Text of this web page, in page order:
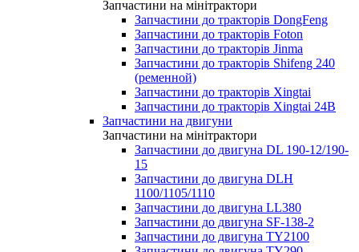
Запчастини на мінітрактори
Запчастини до тракторів DongFeng
Запчастини до тракторів Foton
Запчастини до тракторів Jinma
Запчастини до тракторів Shifeng 240
(ременной)
Запчастини до тракторів Xingtai
Запчастини до тракторів Xingtai 24В
Запчастини на двигуни
Запчастини на мінітрактори
Запчастини до двигуна DL 190-12/190-
15
Запчастини до двигуна DLH
1100/1105/1110
Запчастини до двигуна LL380
Запчастини до двигуна SF-138-2
Запчастини до двигуна TY2100